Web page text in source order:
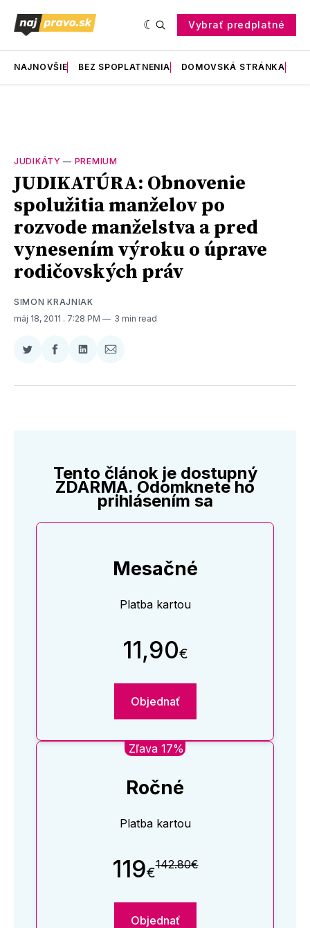
Vybrať predplatné
NAJNOVŠIE BEZ SPOPLATNENIA DOMOVSKÁ STRÁNKA
JUDIKÁTY — PREMIUM
JUDIKATÚRA: Obnovenie
spolužitia manželov po
rozvode manželstva a pred
vynesením výroku o úprave
rodičovských práv
SIMON KRAJNIAK
máj 18, 2011 . 7:28 PM 3 min read
Zdieľať
Twitter
Zdieľať
Facebooku
Zdieľať
LinkedIne
Zdieľať
E-
Tento článok je dostupný
ZDARMA. Odomknete ho
prihlásením sa
Mesačné
Platba kartou
11,90€
Objednať
Zľava 17%
Ročné
Platba kartou
119€142.80€
Objednať